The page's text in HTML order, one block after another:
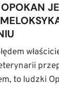
to ludzki